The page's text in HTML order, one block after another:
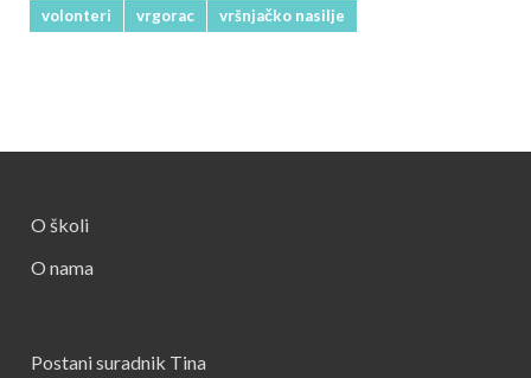
volonteri
vrgorac vršnjačko nasilje
O školi
O nama
Postani suradnik Tina